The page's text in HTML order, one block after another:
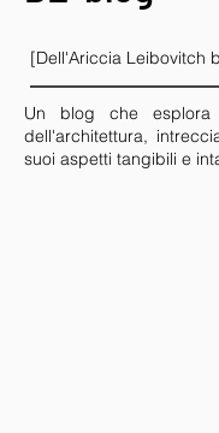
[Dell'Ariccia Leibovitch
Un blog che
dell'architettura,
suoi aspetti tangibili e